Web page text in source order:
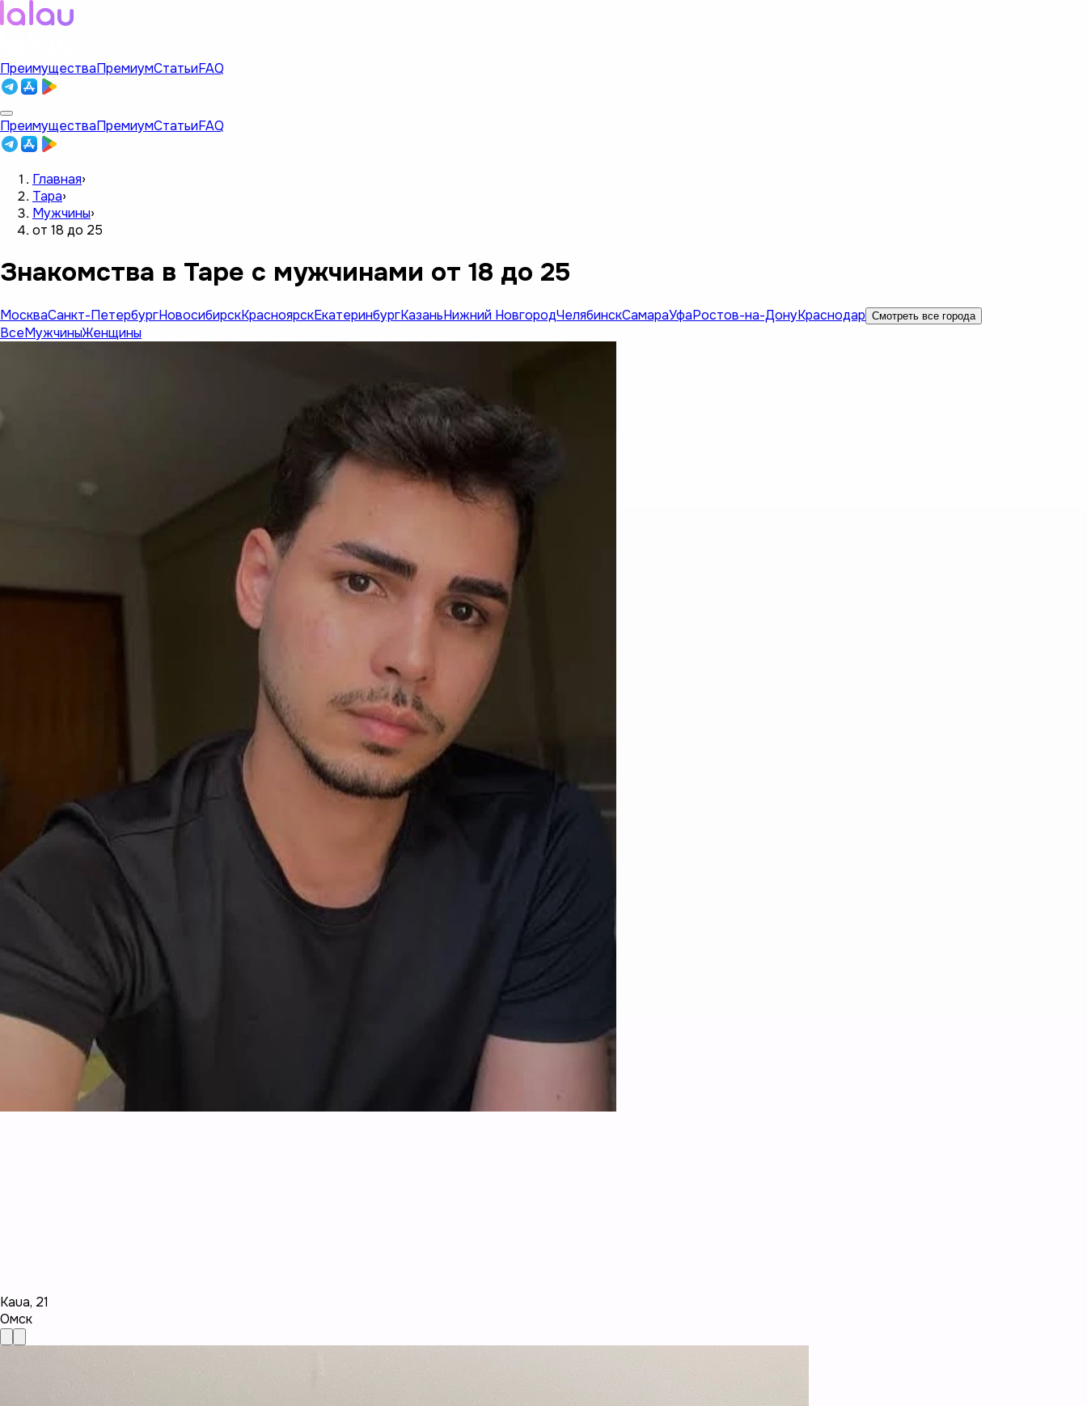
ПреимуществаПремиумСтатьиFAQ
ПреимуществаПремиумСтатьиFAQ
Главная›
Тара›
Мужчины›
от 18 до 25
Знакомства в Таре с мужчинами от 18 до 25
МоскваСанкт-ПетербургНовосибирскКрасноярскЕкатеринбургКазаньНижний НовгородЧелябинскСамараУфаРостов-на-ДонуКраснодар Смотреть все города
ВсеМужчиныЖенщины
Kaua, 21
Омск